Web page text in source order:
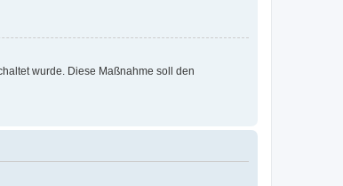
wurde. Diese Maßnahme soll den